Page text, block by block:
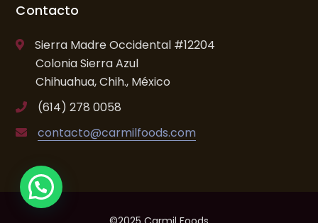
Contacto
Sierra Madre Occidental #12204
Colonia Sierra Azul
Chihuahua, Chih., México
(614) 278 0058
contacto@carmilfoods.com